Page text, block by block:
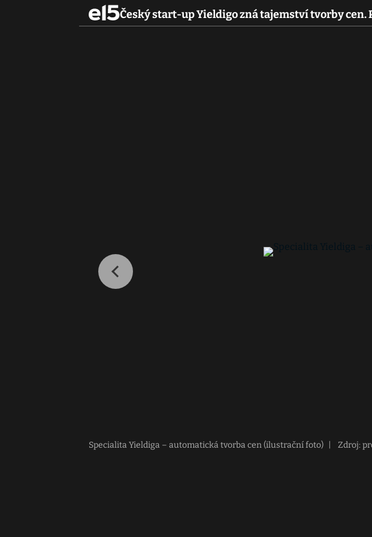
Český start-up Yieldigo zná tajemství tvorby
Specialita Yieldiga – automatická tvorba cen (ilustrační foto) Zdroj: